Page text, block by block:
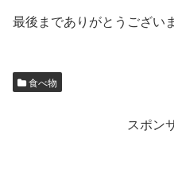
最後までありがとうござい
食べ物
スポン